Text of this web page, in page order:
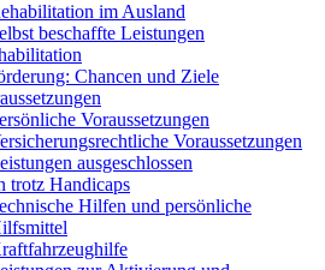
im Ausland
beschaffte Leistungen
Chancen und Ziele
Voraussetzungen
Voraussetzungen
ausgeschlossen
trotz Handicaps
Hilfen und persönliche